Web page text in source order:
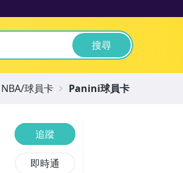
搜尋
追蹤
即時通
NBA/球員卡 Panini球員卡